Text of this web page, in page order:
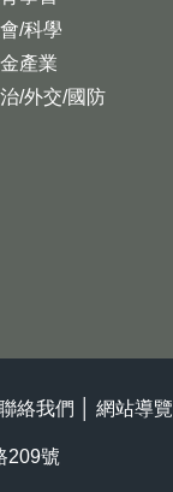
/科學
產業
/外交/國防
絡我們 網站導覽
209號